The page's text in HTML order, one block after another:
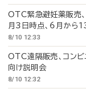
OTC緊急避妊薬販
月3日時点、6月から
8/10 12:33
OTC遠隔販売、コン
向け説明会
8/10 12:32